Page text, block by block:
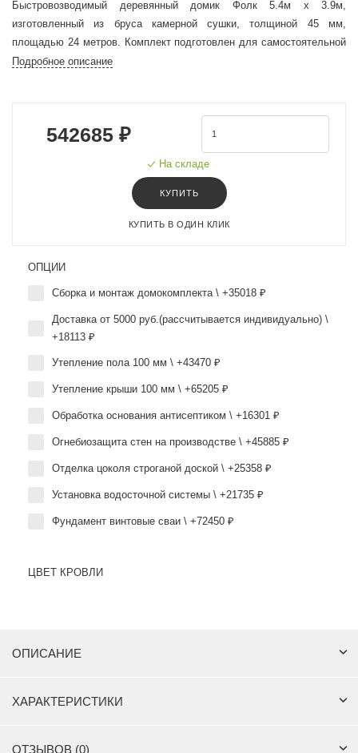
Быстровозводимый деревянный домик Фолк 5.4м х 3.9м,
изготовленный из бруса камерной сушки, толщиной 45 мм,
площадью 24 метров. Комплект подготовлен для самостоятельной
сборки.
Подробное описание
542685 ₽
На складе
КУПИТЬ
КУПИТЬ В ОДИН КЛИК
ОПЦИИ
Сборка и монтаж домокомплекта \ +35018 ₽
Доставка от 5000 руб.(рассчитывается индивидуально) \
+18113 ₽
Утепление пола 100 мм \ +43470 ₽
Утепление крыши 100 мм \ +65205 ₽
Обработка основания антисептиком \ +16301 ₽
Огнебиозащита стен на производстве \ +45885 ₽
Отделка цоколя строганой доской \ +25358 ₽
Установка водосточной системы \ +21735 ₽
Фундамент винтовые сваи \ +72450 ₽
ЦВЕТ КРОВЛИ
ОПИСАНИЕ
ХАРАКТЕРИСТИКИ
ОТЗЫВОВ (0)